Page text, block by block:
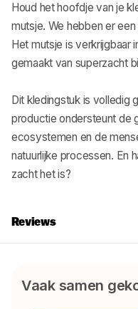
Houd het hoofdje van je
mutsje. We hebben er
Het mutsje is verkrijgbaar
gemaakt van superzacht
Dit kledingstuk is volledig
productie ondersteunt de
ecosystemen en de
natuurlijke processen. En
zacht het is?
Reviews
Vaak samen